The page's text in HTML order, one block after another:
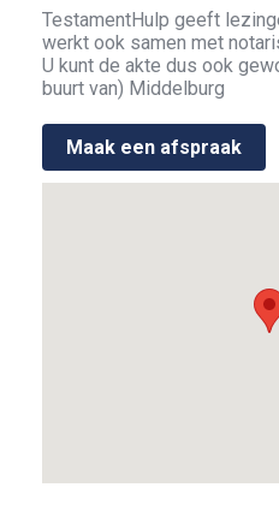
TestamentHulp geeft
werkt ook samen met
U kunt de akte dus ook
buurt van) Middelburg
Maak een afspraak